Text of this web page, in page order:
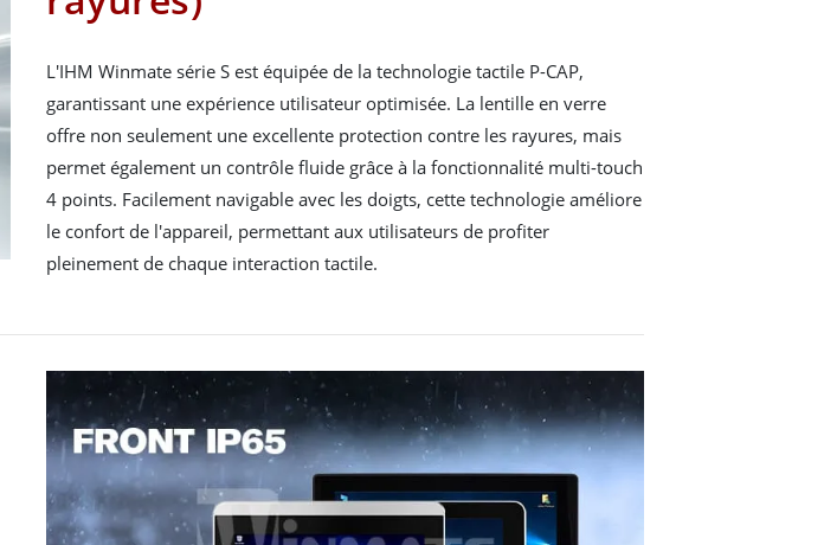
L'IHM Winmate série S est équipée de la technologie tactile P-CAP,
garantissant une expérience utilisateur optimisée. La lentille en verre
offre non seulement une excellente protection contre les rayures, mais
permet également un contrôle fluide grâce à la fonctionnalité multi-touch
4 points. Facilement navigable avec les doigts, cette technologie améliore
le confort de l'appareil, permettant aux utilisateurs de profiter
pleinement de chaque interaction tactile.